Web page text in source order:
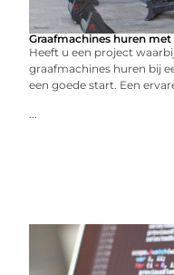
Graafmachines huren
Heeft u een project
graafmachines huren bij
een goede start. Een
...